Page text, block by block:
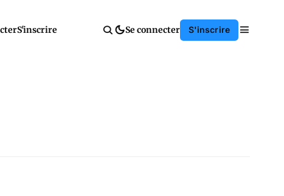
S'inscrire Se connecter S'inscrire